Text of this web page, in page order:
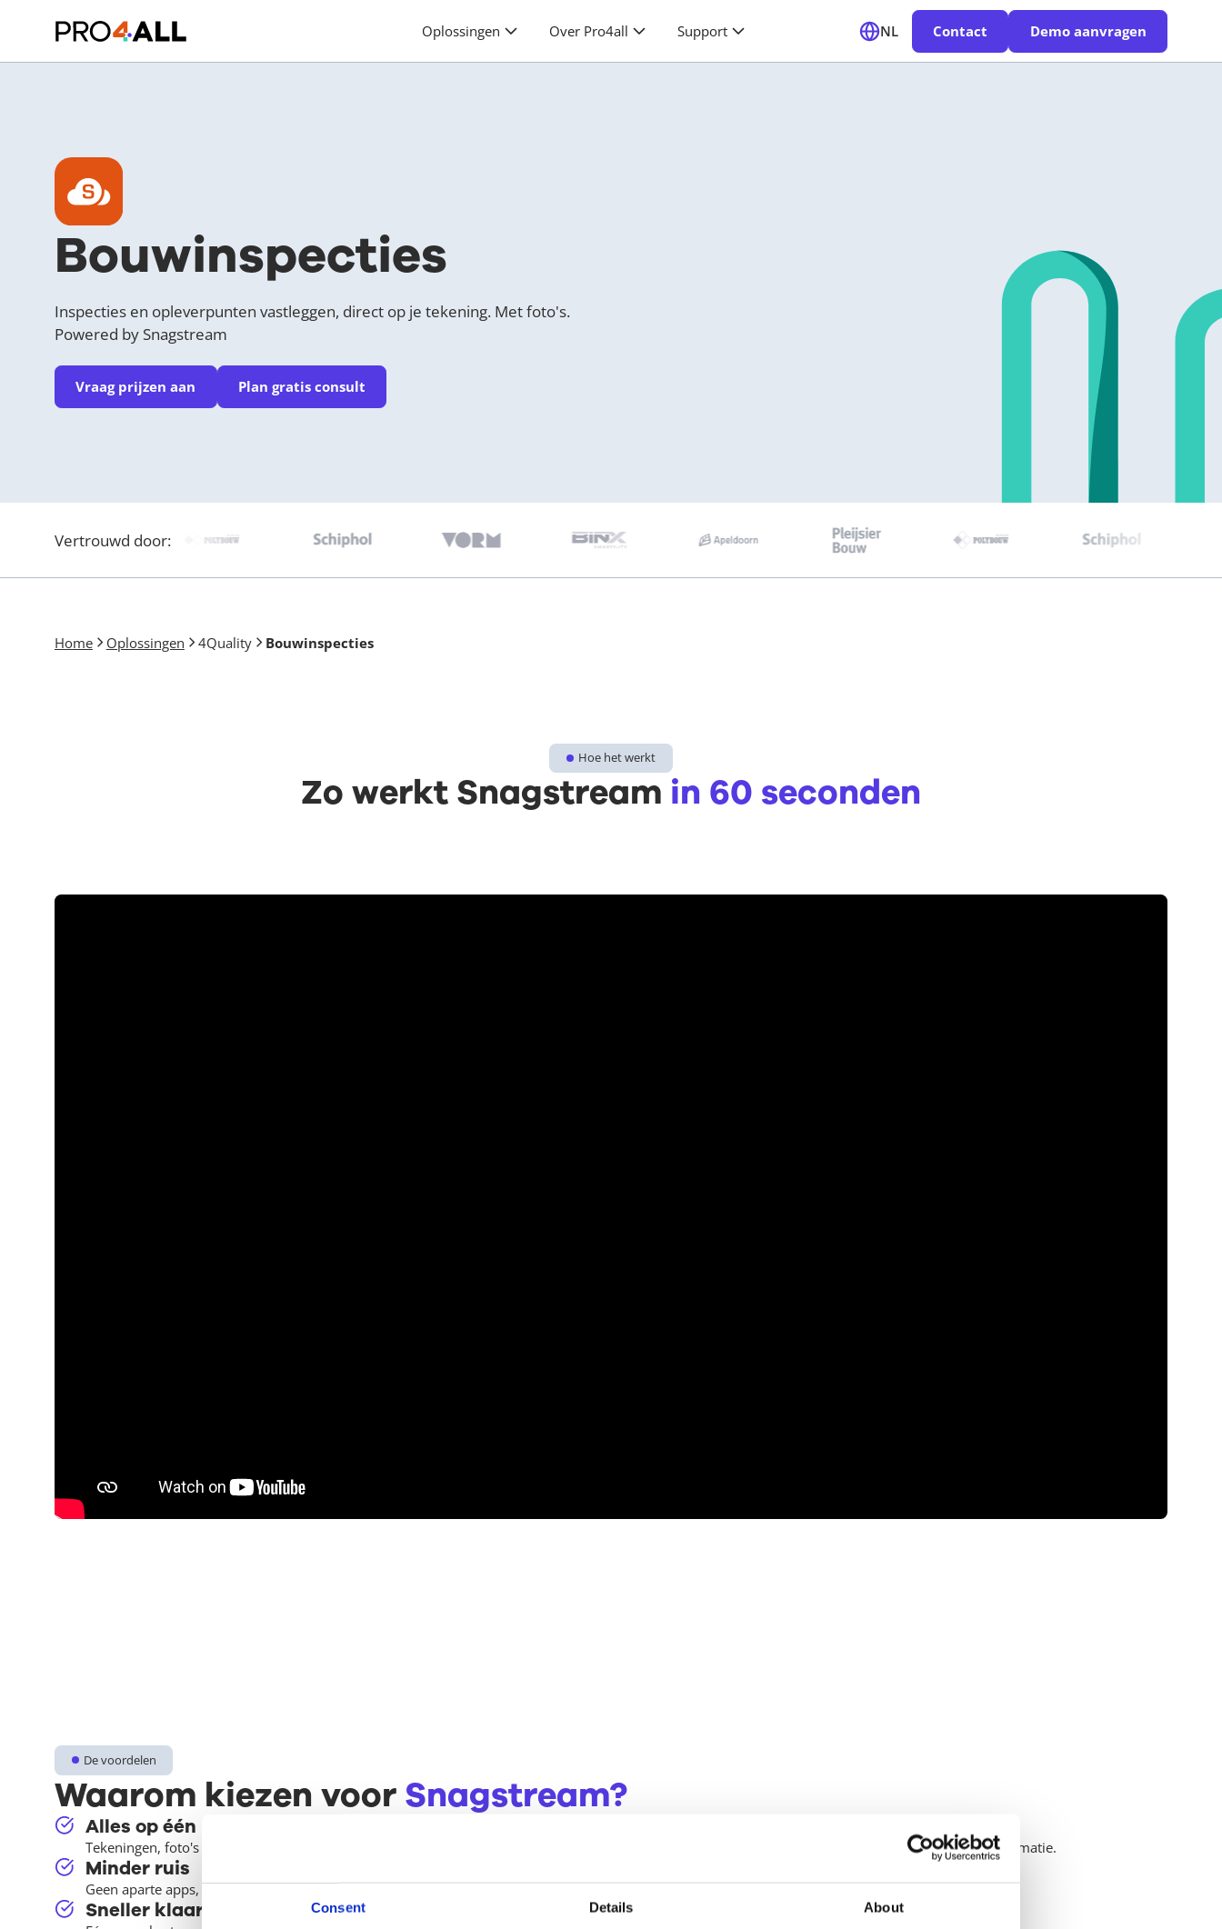
Consent Details About
Oplossingen Over Pro4all Support NL Contact Demo aanvragen
Bouwinspecties
Inspecties en opleverpunten vastleggen, direct op je tekening. Met foto's.
Powered by Snagstream
Vraag prijzen aan Plan gratis consult
Vertrouwd door:
Home Oplossingen 4Quality Bouwinspecties
Hoe het werkt
Zo werkt Snagstream in 60 seconden
De voordelen
Waarom kiezen voor Snagstream?
Alles op één plek
Tekeningen, foto's en notities centraal samengebracht. Je werkt sneller, iedereen blijft op één lijn en niemand hoeft te zoeken naar versnipperde informatie.
Minder ruis
Geen aparte apps, lijsten of losse foto's meer. Eén duidelijke werkwijze voor iedereen.
Sneller klaar